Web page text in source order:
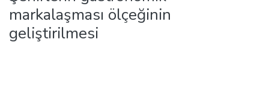
markalaşması ölçeğinin
geliştirilmesi